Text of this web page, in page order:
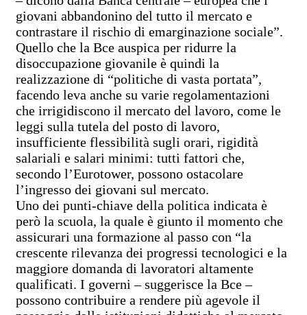
giovani abbandonino del tutto il mercato e
contrastare il rischio di emarginazione sociale”.
Quello che la Bce auspica per ridurre la
disoccupazione giovanile è quindi la
realizzazione di “politiche di vasta portata”,
facendo leva anche su varie regolamentazioni
che irrigidiscono il mercato del lavoro, come le
leggi sulla tutela del posto di lavoro,
insufficiente flessibilità sugli orari, rigidità
salariali e salari minimi: tutti fattori che,
secondo l’Eurotower, possono ostacolare
l’ingresso dei giovani sul mercato.
Uno dei punti-chiave della politica indicata è
però la scuola, la quale è giunto il momento che
assicurari una formazione al passo con “la
crescente rilevanza dei progressi tecnologici e la
maggiore domanda di lavoratori altamente
qualificati. I governi – suggerisce la Bce –
possono contribuire a rendere più agevole il